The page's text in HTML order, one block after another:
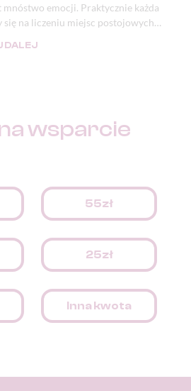
emocji. Praktycznie każda
się na liczeniu miejsc postojowych
że problem ten doskwiera
DALEJ
wsparcie
55zł
25zł
Inna kwota